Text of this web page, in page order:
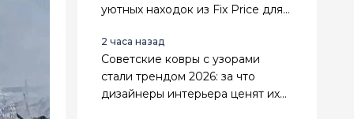
уютных находок из Fix Price для
2 часа назад
Советские ковры с узорами
стали трендом 2026: за что
дизайнеры интерьера ценят их